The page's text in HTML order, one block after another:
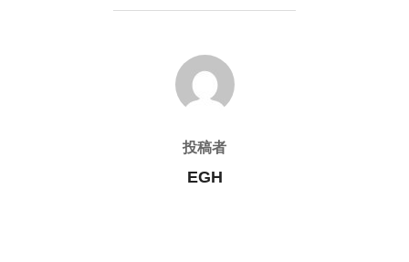
投稿者
投稿者
EGH